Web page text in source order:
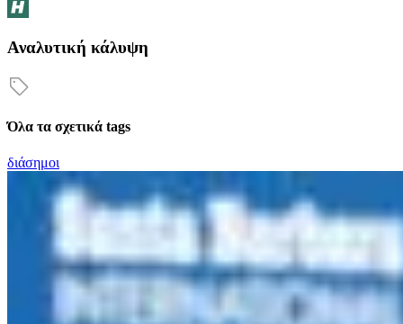
Αναλυτική κάλυψη
Όλα τα σχετικά tags
διάσημοι